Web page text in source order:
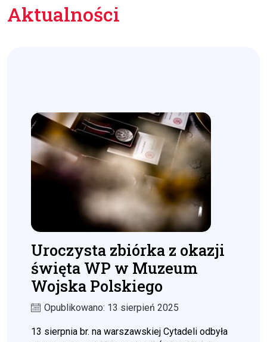
Aktualności
Uroczysta zbiórka z okazji
święta WP w Muzeum
Wojska Polskiego
Opublikowano: 13 sierpień 2025
13 sierpnia br. na warszawskiej Cytadeli odbyła